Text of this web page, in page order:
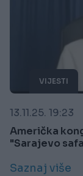
VIJESTI
13.11.25. 19:23
Američka
"Sarajevo
Saznaj više